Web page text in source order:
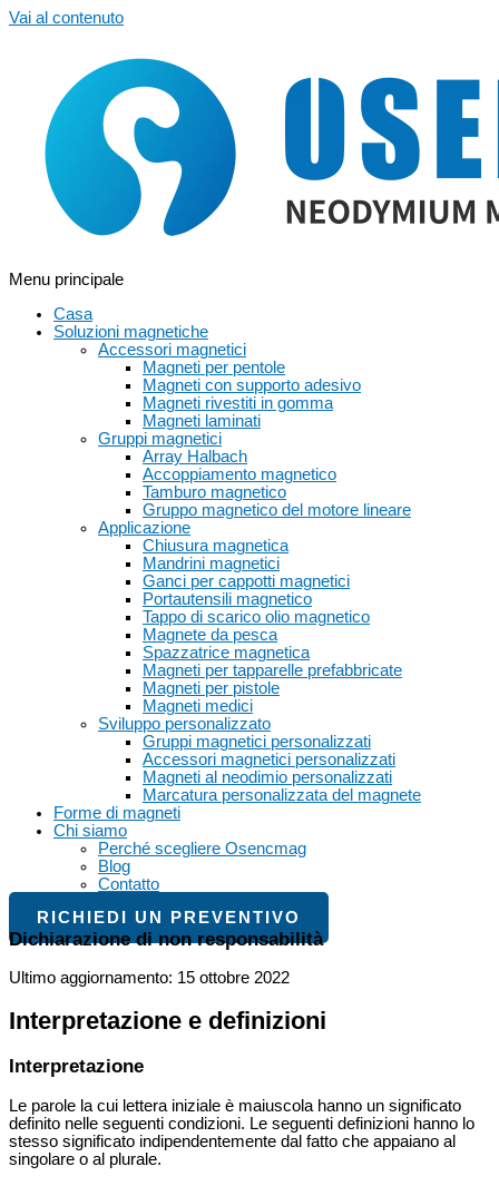
Vai al contenuto
Menu principale
Casa
Soluzioni magnetiche
Accessori magnetici
Magneti per pentole
Magneti con supporto adesivo
Magneti rivestiti in gomma
Magneti laminati
Gruppi magnetici
Array Halbach
Accoppiamento magnetico
Tamburo magnetico
Gruppo magnetico del motore lineare
Applicazione
Chiusura magnetica
Mandrini magnetici
Ganci per cappotti magnetici
Portautensili magnetico
Tappo di scarico olio magnetico
Magnete da pesca
Spazzatrice magnetica
Magneti per tapparelle prefabbricate
Magneti per pistole
Magneti medici
Sviluppo personalizzato
Gruppi magnetici personalizzati
Accessori magnetici personalizzati
Magneti al neodimio personalizzati
Marcatura personalizzata del magnete
Forme di magneti
Chi siamo
Perché scegliere Osencmag
Blog
Contatto
RICHIEDI UN PREVENTIVO
Dichiarazione di non responsabilità
Ultimo aggiornamento: 15 ottobre 2022
Interpretazione e definizioni
Interpretazione
Le parole la cui lettera iniziale è maiuscola hanno un significato
definito nelle seguenti condizioni. Le seguenti definizioni hanno lo
stesso significato indipendentemente dal fatto che appaiano al
singolare o al plurale.